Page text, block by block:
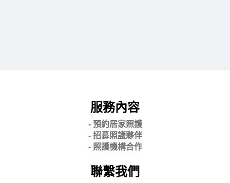
服務內容
- 預約居家照護
- 招募照護夥伴
- 照護機構合作
聯繫我們